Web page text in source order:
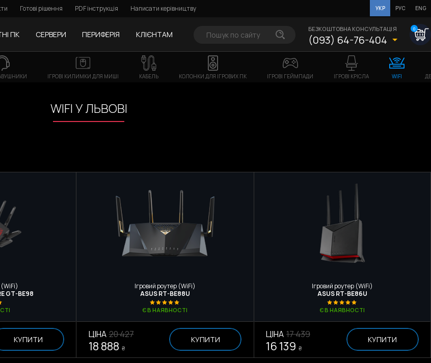
Готові рішення PDF інструкція Написати керівництву УКР РУС ENG
ПК СЕРВЕРИ ПЕРИФЕРІЯ КЛІЄНТАМ
БЕЗКОШТОВНА КОНСУЛЬТАЦІЯ
(093) 64-76-404
0
ІГРОВІ КИЛИМКИ ДЛЯ МИШІ КАБЕЛЬ КОЛОНКИ ДЛЯ ІГРОВИХ ПК ІГРОВІ ГЕЙМПАДИ ІГРОВІ КРІСЛА WIFI
WIFI У ЛЬВОВІ
(WiFi)
GT-BE98
КУПИТИ
Ігровий роутер (WiFi)
ASUS RT-BE88U
Є В НАЯВНОСТІ
ЦІНА 20 427
18 888 ₴
КУПИТИ
Ігровий роутер (WiFi)
ASUS RT-BE86U
Є В НАЯВНОСТІ
ЦІНА 17 439
16 139 ₴
КУПИТИ